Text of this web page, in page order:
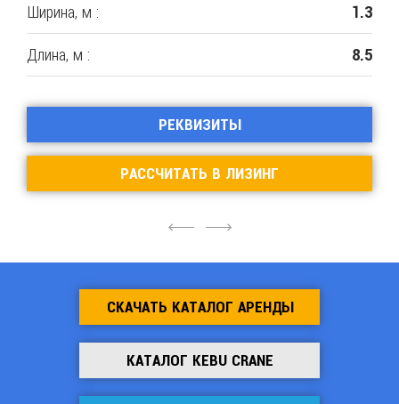
4
Ширина, м : 1.3
Длина, м : 8.5
РЕКВИЗИТЫ
РАССЧИТАТЬ В ЛИЗИНГ
6
СКАЧАТЬ КАТАЛОГ АРЕНДЫ
КАТАЛОГ KEBU CRANE